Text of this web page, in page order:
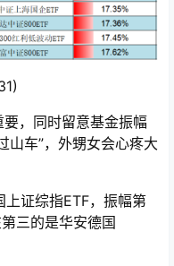
，同时留意基金振幅
山车”，外甥女会心疼大
证综指ETF，振幅第
三的是华安德国